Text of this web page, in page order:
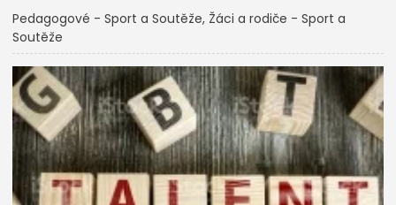
Pedagogové - Sport a Soutěže Žáci a rodiče - Sport a
Soutěže